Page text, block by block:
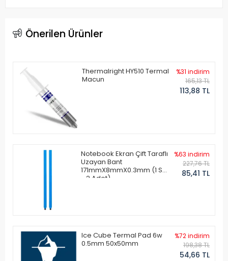
Önerilen Ürünler
Thermalright HY510 Termal
Macun
%31 indirim
165,13 TL
113,88 TL
Notebook Ekran Çift Taraflı
Uzayan Bant
171mmX8mmX0.3mm (1 Set
- 2 Adet)
%63 indirim
227,76 TL
85,41 TL
Ice Cube Termal Pad 6w
0.5mm 50x50mm
%72 indirim
198,38 TL
54,66 TL